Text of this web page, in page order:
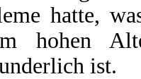
hatte,
hohen
ist.